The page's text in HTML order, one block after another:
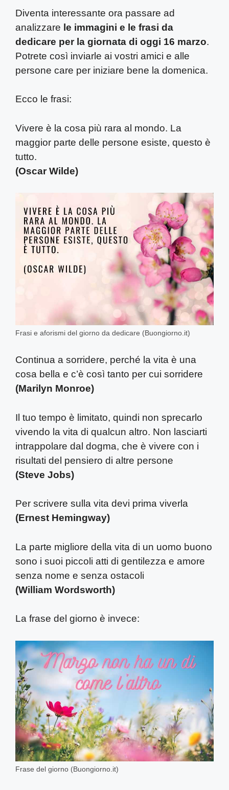
Diventa interessante ora passare ad
analizzare le immagini e le frasi da
dedicare per la giornata di oggi 16 marzo.
Potrete così inviarle ai vostri amici e alle
persone care per iniziare bene la domenica.
Ecco le frasi:
Vivere è la cosa più rara al mondo. La
maggior parte delle persone esiste, questo è
tutto.
(Oscar Wilde)
Frasi e aforismi del giorno da dedicare (Buongiorno.it)
Continua a sorridere, perché la vita è una
cosa bella e c’è così tanto per cui sorridere
(Marilyn Monroe)
Il tuo tempo è limitato, quindi non sprecarlo
vivendo la vita di qualcun altro. Non lasciarti
intrappolare dal dogma, che è vivere con i
risultati del pensiero di altre persone
(Steve Jobs)
Per scrivere sulla vita devi prima viverla
(Ernest Hemingway)
La parte migliore della vita di un uomo buono
sono i suoi piccoli atti di gentilezza e amore
senza nome e senza ostacoli
(William Wordsworth)
La frase del giorno è invece:
Frase del giorno (Buongiorno.it)